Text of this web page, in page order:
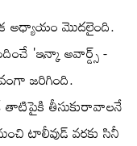
అధ్యాయం మొదలైంది.
'ఇన్కా అవార్డ్స్ -
జరిగింది.
తాటిపైకి తీసుకురావాలనే
టాలీవుడ్ వరకు సినీ